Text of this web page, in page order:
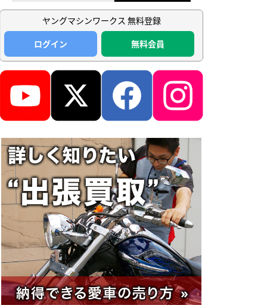
ヤングマシンワークス 無料登録
ログイン
無料会員